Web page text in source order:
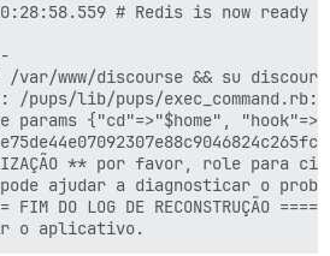
10:28:58.559 # Redis is now
/var/www/discourse && su
lib/pups/
{"cd"=>"$home",
** por favor, role para
ajudar a diagnosticar o
FIM DO LOG DE RECONSTRUÇÃO